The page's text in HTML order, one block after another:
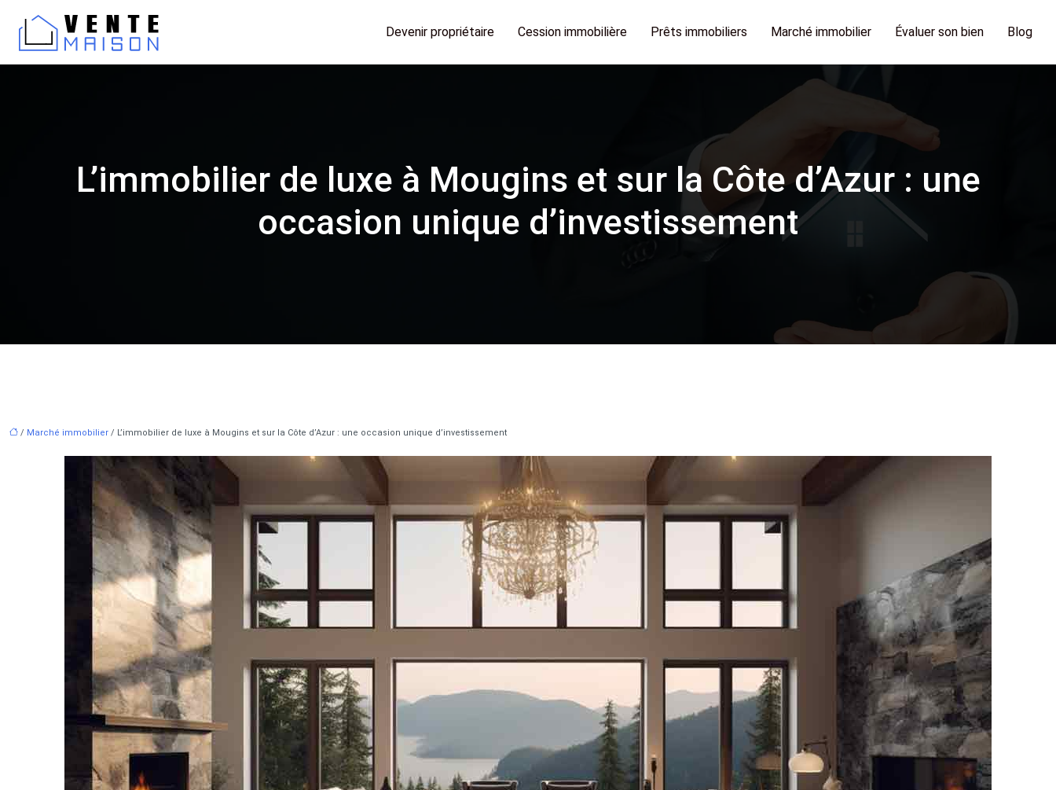
Devenir propriétaire Cession immobilière Prêts immobiliers Marché immobilier Évaluer son bien Blog
L’immobilier de luxe à Mougins et sur la Côte d’Azur : une
occasion unique d’investissement
/ Marché immobilier / L’immobilier de luxe à Mougins et sur la Côte d’Azur : une occasion unique d’investissement